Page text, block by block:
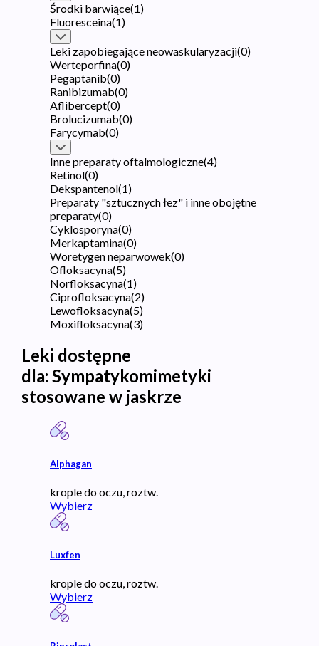
Środki barwiące(1)
Fluoresceina(1)
Leki zapobiegające neowaskularyzacji(0)
Werteporfina(0)
Pegaptanib(0)
Ranibizumab(0)
Aflibercept(0)
Brolucizumab(0)
Farycymab(0)
Inne preparaty oftalmologiczne(4)
Retinol(0)
Dekspantenol(1)
Preparaty "sztucznych łez" i inne obojętne
preparaty(0)
Cyklosporyna(0)
Merkaptamina(0)
Woretygen neparwowek(0)
Ofloksacyna(5)
Norfloksacyna(1)
Ciprofloksacyna(2)
Lewofloksacyna(5)
Moxifloksacyna(3)
Leki dostępne
dla: Sympatykomimetyki
stosowane w jaskrze
Alphagan
krople do oczu, roztw.
Wybierz
Luxfen
krople do oczu, roztw.
Wybierz